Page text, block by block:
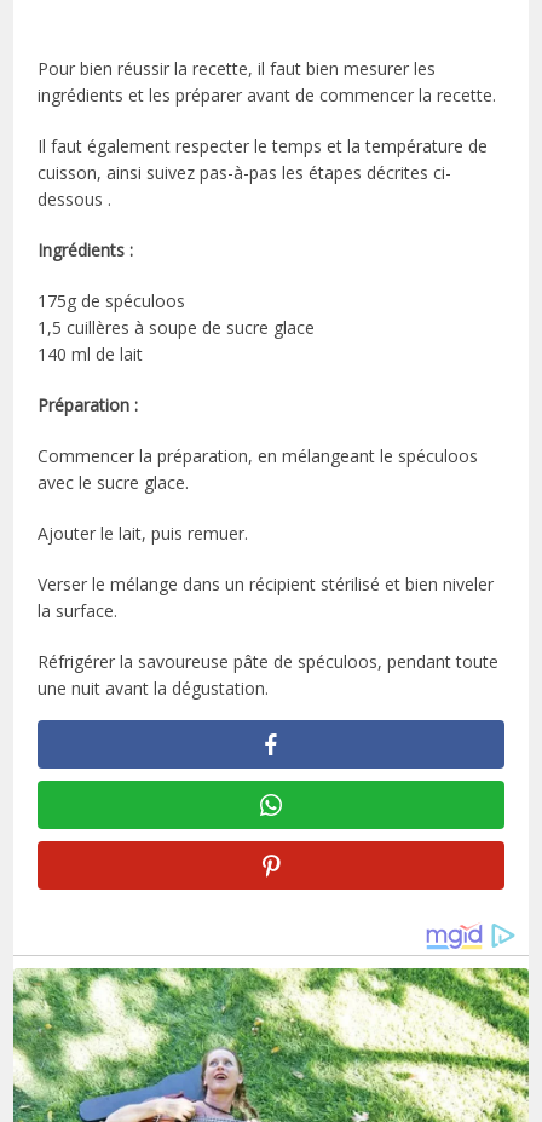
Pour bien réussir la recette, il faut bien mesurer les
ingrédients et les préparer avant de commencer la recette.
Il faut également respecter le temps et la température de
cuisson, ainsi suivez pas-à-pas les étapes décrites ci-
dessous .
Ingrédients :
175g de spéculoos
1,5 cuillères à soupe de sucre glace
140 ml de lait
Préparation :
Commencer la préparation, en mélangeant le spéculoos
avec le sucre glace.
Ajouter le lait, puis remuer.
Verser le mélange dans un récipient stérilisé et bien niveler
la surface.
Réfrigérer la savoureuse pâte de spéculoos, pendant toute
une nuit avant la dégustation.